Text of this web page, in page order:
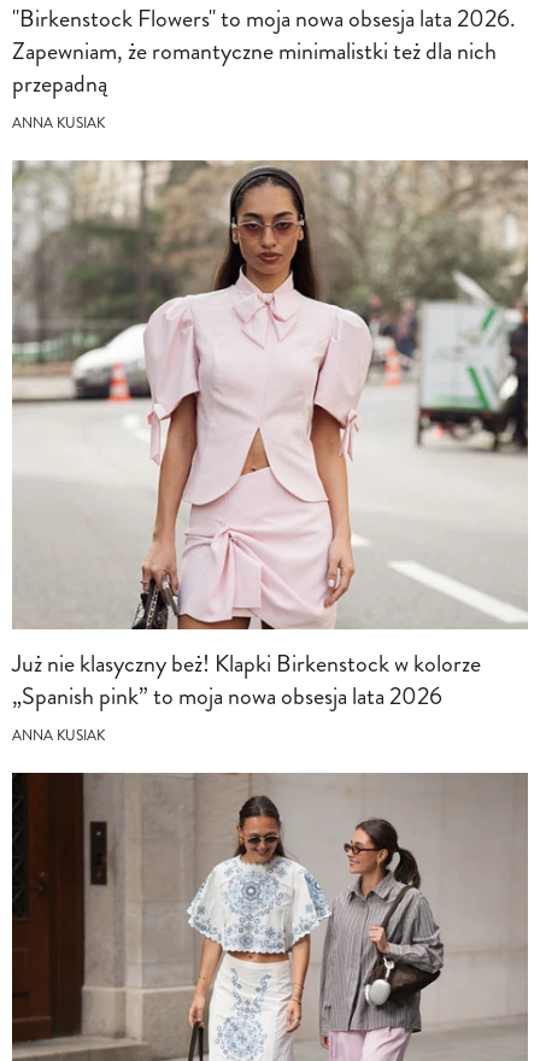
"Birkenstock Flowers" to moja nowa obsesja lata 2026.
Zapewniam, że romantyczne minimalistki też dla nich
przepadną
ANNA KUSIAK
Już nie klasyczny beż! Klapki Birkenstock w kolorze
„Spanish pink” to moja nowa obsesja lata 2026
ANNA KUSIAK